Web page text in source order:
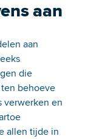
aan
aan
die
behoeve
verwerken en
allen tijde in